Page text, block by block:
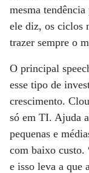
mesma
ele diz, os ciclos
trazer sempre o
O principal
esse tipo de
crescimento.
só em TI. Ajuda
pequenas e
com baixo custo.
e isso leva a que